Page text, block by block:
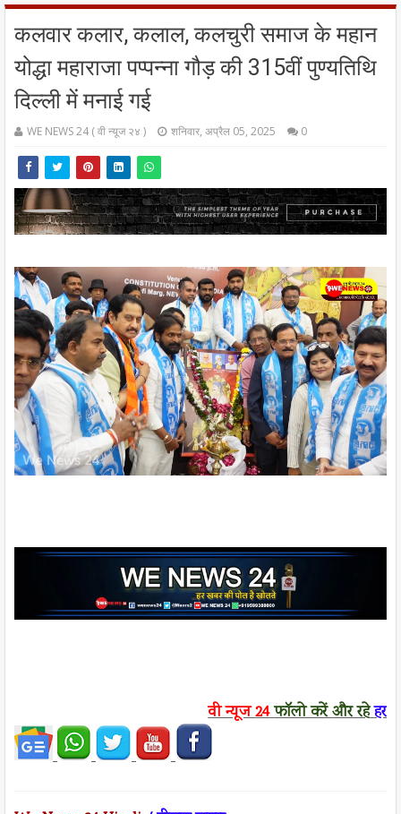
कलवार कलार, कलाल, कलचुरी समाज के महान
योद्धा महाराजा पप्पन्ना गौड़ की 315वीं पुण्यतिथि
दिल्ली में मनाई गई
WE NEWS 24 ( वी न्यूज २४ ) शनिवार, अप्रैल 05, 2025 0
वी न्यूज24फॉलो करेंऔर रहेहर